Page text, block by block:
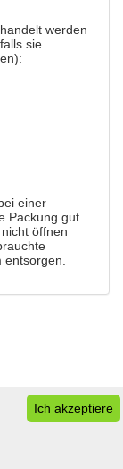
werden
sie
einer
Packung gut
öffnen
Ich akzeptiere